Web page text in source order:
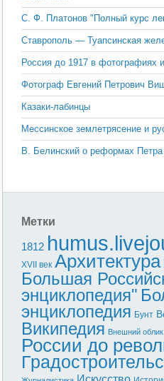
С. Ф. Платонов "Полный курс
Ставрополь — Туапсинская
Россия до 1917 в фотографиях
Фотограф Евгений Петрович
Казаки-лабинцы
Мессинское землетрясение и
В. Белинский о реформах Петра I
Метки
1812
XVII век Архитектура
Большая
энциклопедия"
энциклопедия Бунт
Википедия Внешний облик
России до